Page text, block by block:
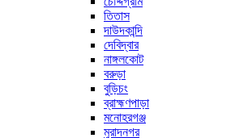
তিতাস
দাউদকান্দি
দেবিদ্বার
নাঙ্গলকোট
বরুড়া
বুড়িচং
ব্রাহ্মণপাড়া
মনোহরগঞ্জ
মুরাদনগর